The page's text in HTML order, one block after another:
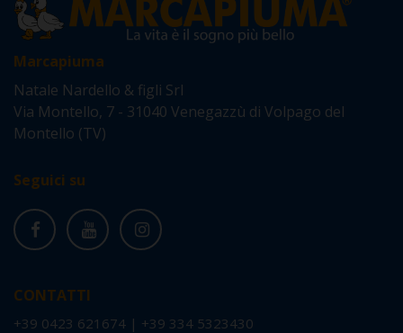
Marcapiuma
Natale Nardello & figli Srl
Via Montello, 7 - 31040 Venegazzù di Volpago del
Montello (TV)
Seguici su
CONTATTI
+39 0423 621674 | +39 334 5323430